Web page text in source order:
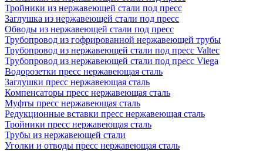
Тройники из нержавеющей стали под пресс
Заглушка из нержавеющей стали под пресс
Обводы из нержавеющей стали под пресс
Трубопровод из гофрированной нержавеющей трубы
Трубопровод из нержавеющей стали под пресс Valtec
Трубопровод из нержавеющей стали под пресс Viega
Водорозетки пресс нержавеющая сталь
Заглушки пресс нержавеющая сталь
Компенсаторы пресс нержавеющая сталь
Муфты пресс нержавеющая сталь
Редукционные вставки пресс нержавеющая сталь
Тройники пресс нержавеющая сталь
Трубы из нержавеющей стали
Уголки и отводы пресс нержавеющая сталь